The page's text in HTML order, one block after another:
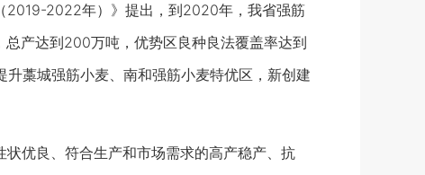
2022年）》提出，到2020年，我省强筋
产达到200万吨，优势区良种良法覆盖率达到
藁城强筋小麦、南和强筋小麦特优区，新创建
优良、符合生产和市场需求的高产稳产、抗